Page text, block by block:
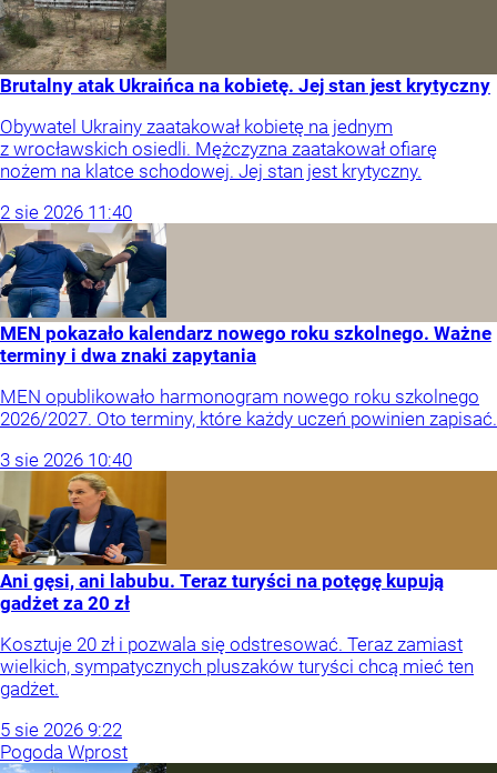
Brutalny atak Ukraińca na kobietę. Jej stan jest krytyczny
Obywatel Ukrainy zaatakował kobietę na jednym
z wrocławskich osiedli. Mężczyzna zaatakował ofiarę
nożem na klatce schodowej. Jej stan jest krytyczny.
2 sie 2026 11:40
MEN pokazało kalendarz nowego roku szkolnego. Ważne
terminy i dwa znaki zapytania
MEN opublikowało harmonogram nowego roku szkolnego
2026/2027. Oto terminy, które każdy uczeń powinien zapisać.
3 sie 2026 10:40
Ani gęsi, ani labubu. Teraz turyści na potęgę kupują
gadżet za 20 zł
Kosztuje 20 zł i pozwala się odstresować. Teraz zamiast
wielkich, sympatycznych pluszaków turyści chcą mieć ten
gadżet.
5 sie 2026 9:22
Pogoda Wprost